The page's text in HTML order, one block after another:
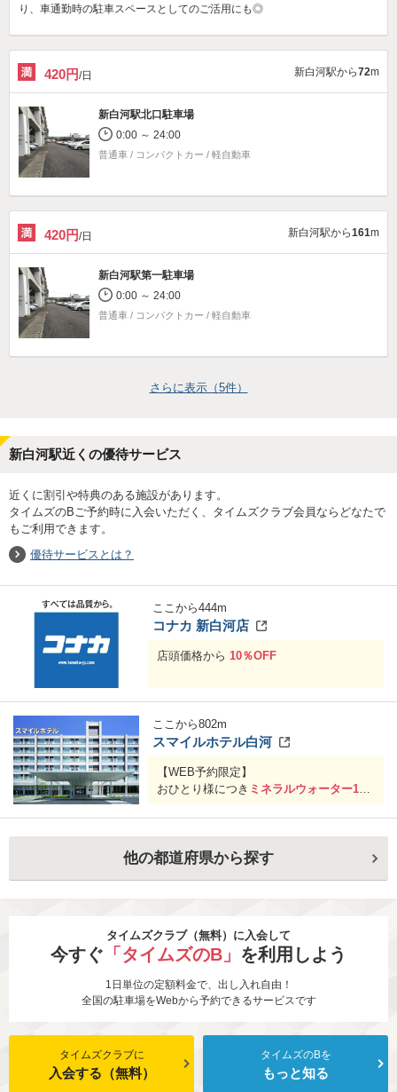
り、車通勤時の駐車スペースとしてのご活用にも◎
420円/日 新白河駅から72m
新白河駅北口駐車場
0:00 ～ 24:00
普通車 / コンパクトカー / 軽自動車
420円/日 新白河駅から161m
新白河駅第一駐車場
0:00 ～ 24:00
普通車 / コンパクトカー / 軽自動車
さらに表示（5件）
新白河駅近くの優待サービス
近くに割引や特典のある施設があります。
タイムズのBご予約時に入会いただく、タイムズクラブ会員ならどなたで
もご利用できます。
優待サービスとは？
ここから444m
コナカ 新白河店
店頭価格から 10％OFF
ここから802m
スマイルホテル白河
【WEB予約限定】
おひとり様につき ミネラルウォーター1ボ
※予約登録情報の「お問い合わせ」項目
にタイムズクラブ会員である旨、タイム
他の都道府県から探す
タイムズクラブ（無料）に入会して
今すぐ 「タイムズのB」 を利用しよう
1日単位の定額料金で、出し入れ自由！
全国の駐車場をWebから予約できるサービスです
タイムズクラブに
入会する（無料）
タイムズのBを
もっと知る